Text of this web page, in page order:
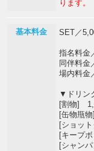
ります。
基本料金 SET／
指名料金
同伴料金
場内料金
▼ドリン
[割物]
[缶物甁
[ショッ
[キープ
[シャン